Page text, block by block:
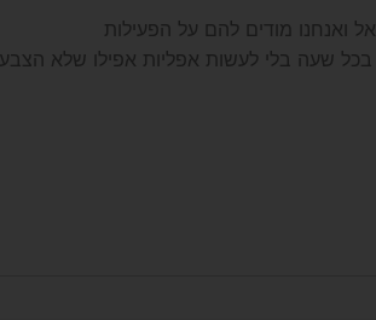
ואנחנו מודים להם על הפעילות
שעה בלי לעשות אפליות אפילו שלא